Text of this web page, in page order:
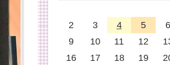
2
3 4 5 6
9
10 11 12
16
17 18 19